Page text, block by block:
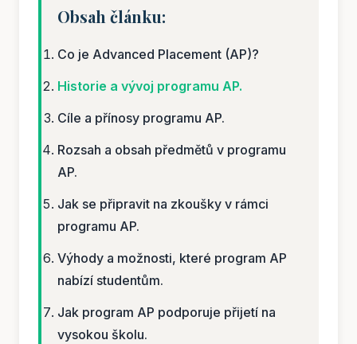
Obsah článku:
Co je Advanced Placement (AP)?
Historie a vývoj programu AP.
Cíle a přínosy programu AP.
Rozsah a obsah předmětů v programu
AP.
Jak se připravit na zkoušky v rámci
programu AP.
Výhody a možnosti, které program AP
nabízí studentům.
Jak program AP podporuje přijetí na
vysokou školu.